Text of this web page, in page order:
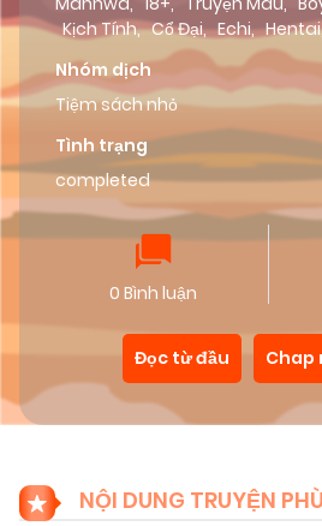
Kịch Tính, Cổ Đại, Echi, Hentai
Nhóm dịch
Tiệm sách nhỏ
Tình trạng
completed
0 Bình luận
Đọc từ đầu Chap
NỘI DUNG TRUYỆN